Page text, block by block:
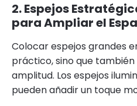
2. Espejos
para Ampliar el
Colocar espejos grandes
práctico, sino que
amplitud. Los espejos
pueden añadir un toque